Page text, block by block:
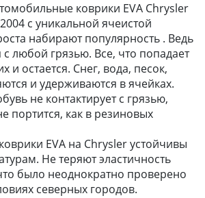
коврики EVA Chrysler
с уникальной ячеистой
набирают популярность . Ведь
любой грязью. Все, что попадает
и остается. Снег, вода, песок,
и удерживаются в ячейках.
не контактирует с грязью,
портится, как в резиновых
EVA на Chrysler устойчивы
Не теряют эластичность
было неоднократно проверено
северных городов.